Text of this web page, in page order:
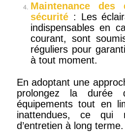
Maintenance des
sécurité: Les
indispensables en
courant, sont
réguliers pour
à tout moment.
En adoptant une
prolongez la
équipements tout en
inattendues, ce qui
d’entretien à long terme.